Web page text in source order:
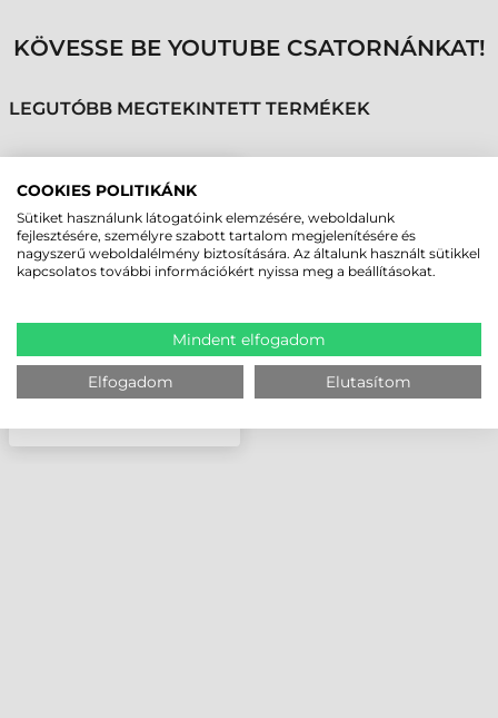
KÖVESSE BE YOUTUBE CSATORNÁNKAT!
LEGUTÓBB MEGTEKINTETT TERMÉKEK
GETAC KIEGÉSZÍTŐ
TABLETHEZ
COOKIES POLITIKÁNK
Sütiket használunk látogatóink elemzésére, weboldalunk
fejlesztésére, személyre szabott tartalom megjelenítésére és
nagyszerű weboldalélmény biztosítására. Az általunk használt sütikkel
kapcsolatos további információkért nyissa meg a beállításokat.
Mindent elfogadom
Elfogadom Elutasítom